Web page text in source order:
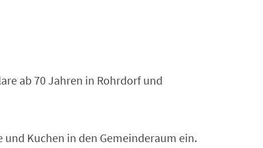
ab 70 Jahren in Rohrdorf und
Kuchen in den Gemeinderaum ein.